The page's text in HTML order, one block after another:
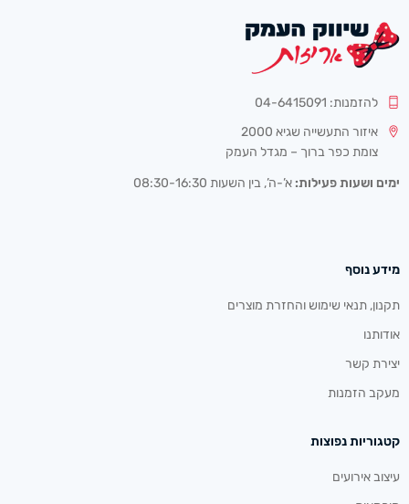
להזמנות: 04-6415091
איזור התעשייה שגיא 2000
צומת כפר ברוך – מגדל העמק
ימים ושעות פעילות: א’-ה’, בין השעות 08:30-16:30
מידע נוסף
תקנון, תנאי שימוש והחזרת מוצרים
אודותנו
יצירת קשר
מעקב הזמנות
קטגוריות נפוצות
עיצוב אירועים